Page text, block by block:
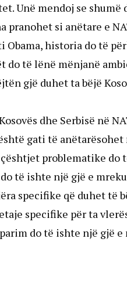
Unë mendoj se shumë
pranohet si anëtare e
historia do të
do të lënë mënjanë
gjë duhet ta bëjë
dhe Serbisë në
gati të anëtarësohet
problematike do
të ishte një gjë e
specifike që duhet të
specifike për ta
do të ishte një gjë